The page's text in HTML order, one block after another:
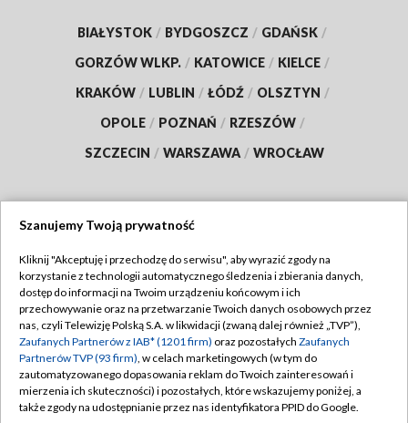
BIAŁYSTOK / BYDGOSZCZ / GDAŃSK /
GORZÓW WLKP. / KATOWICE / KIELCE /
KRAKÓW / LUBLIN / ŁÓDŹ / OLSZTYN /
OPOLE / POZNAŃ / RZESZÓW /
SZCZECIN / WARSZAWA / WROCŁAW
TVP
Abonament TVP
Emisja w TVP
Centrum informacji TVP
Naziemna Telewizja Cyfrowa
Regulamin TVP
Polityka prywatności
Moje zgody
Pomoc
Szanujemy Twoją prywatność
Kliknij "Akceptuję i przechodzę do serwisu", aby wyrazić zgody na
korzystanie z technologii automatycznego śledzenia i zbierania danych,
dostęp do informacji na Twoim urządzeniu końcowym i ich
przechowywanie oraz na przetwarzanie Twoich danych osobowych przez
nas, czyli Telewizję Polską S.A. w likwidacji (zwaną dalej również „TVP”),
Zaufanych Partnerów z IAB* (1201 firm) oraz pozostałych Zaufanych
Partnerów TVP (93 firm), w celach marketingowych (w tym do
zautomatyzowanego dopasowania reklam do Twoich zainteresowań i
mierzenia ich skuteczności) i pozostałych, które wskazujemy poniżej, a
także zgody na udostępnianie przez nas identyfikatora PPID do Google.